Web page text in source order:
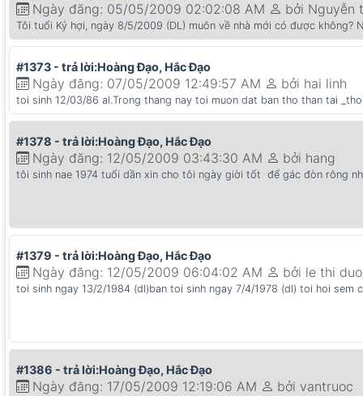
Ngày đăng: 05/05/2009 02:02:08 AM bởi Nguyễn
Tôi tuổi Kỷ hợi, ngày 8/5/2009 (DL) muôn về nhà mới có được không?
#1373 - trả lời:Hoàng Đạo, Hắc Đạo
Ngày đăng: 07/05/2009 12:49:57 AM bởi hai linh
toi sinh 12/03/86 al.Trong thang nay toi muon dat ban tho than tai
#1378 - trả lời:Hoàng Đạo, Hắc Đạo
Ngày đăng: 12/05/2009 03:43:30 AM bởi hang
tôi sinh nae 1974 tuổi dần xin cho tôi ngày giời tốt để gác đòn rông
#1379 - trả lời:Hoàng Đạo, Hắc Đạo
Ngày đăng: 12/05/2009 06:04:02 AM bởi le thi
toi sinh ngay 13/2/1984 (dl)ban toi sinh ngay 7/4/1978 (dl) toi hoi sem
#1386 - trả lời:Hoàng Đạo, Hắc Đạo
Ngày đăng: 17/05/2009 12:19:06 AM bởi vantruoc